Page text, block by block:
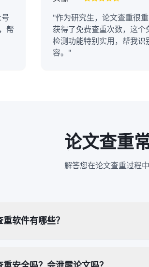
帮
"作为研究生，论文查重很
获得了免费查重次数，这个
检测功能特别实用，帮我识
容。"
论文查重
解答您在论文查重过程
软件有哪些？